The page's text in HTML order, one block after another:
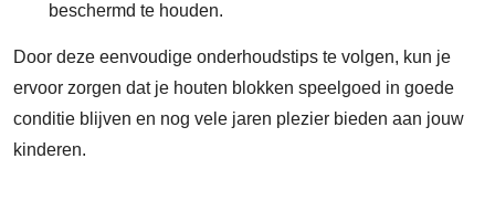
beschermd te houden.
Door deze eenvoudige onderhoudstips te volgen, kun je
ervoor zorgen dat je houten blokken speelgoed in goede
conditie blijven en nog vele jaren plezier bieden aan jouw
kinderen.